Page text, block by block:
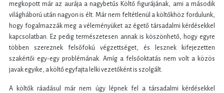
megkopott már az aurája a nagybetűs Költő figurájának, ami a második
világháború után nagyon is élt. Már nem feltétlenül a költőkhöz fordulunk,
hogy fogalmazzák meg a véleményüket az égető társadalmi kérdésekkel
kapcsolatban. Ez pedig természetesen annak is köszönhető, hogy egyre
többen szereznek felsőfokú végzettséget, és lesznek kifejezetten
szakértői egy-egy problémának. Amíg a felsőoktatás nem volt a közös
javak egyike, a költő egyfajta lelki vezetőként is szolgált.
A költők ráadásul már nem úgy lépnek fel a társadalmi kérdésekkel